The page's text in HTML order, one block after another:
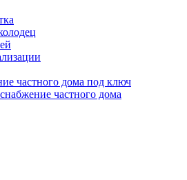
частного дома под ключ
частного дома